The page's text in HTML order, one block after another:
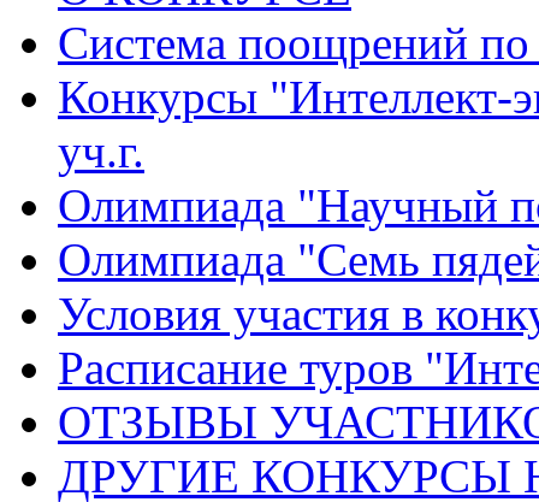
Система поощрений по
Конкурсы "Интеллект-
уч.г.
Олимпиада "Научный
Олимпиада "Семь
Условия участия в
Расписание туров
ОТЗЫВЫ
ДРУГИЕ